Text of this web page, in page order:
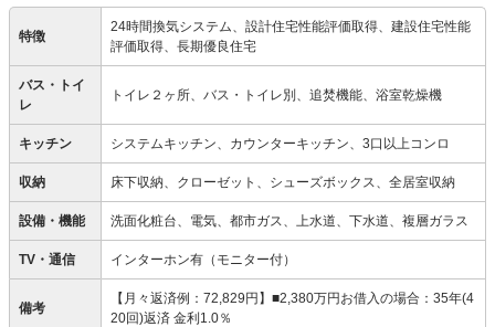
特徴
24時間換気システム、設計住宅性能評価取得、建設住宅性能
評価取得、長期優良住宅
バス・トイ
レ
トイレ２ヶ所、バス・トイレ別、追焚機能、浴室乾燥機
キッチン システムキッチン、カウンターキッチン、3口以上コンロ
収納 床下収納、クローゼット、シューズボックス、全居室収納
設備・機能 洗面化粧台、電気、都市ガス、上水道、下水道、複層ガラス
TV・通信 インターホン有（モニター付）
備考
【月々返済例：72,829円】■2,380万円お借入の場合：35年(4
20回)返済 金利1.0％